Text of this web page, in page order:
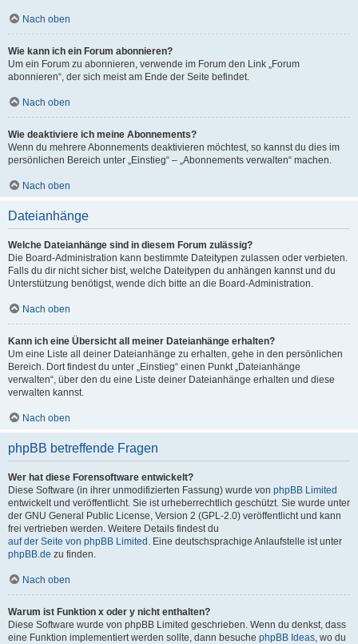
Nach oben
Wie kann ich ein Forum abonnieren?
Um ein Forum zu abonnieren, verwende im Forum den Link „Forum
abonnieren“, der sich meist am Ende der Seite befindet.
Nach oben
Wie deaktiviere ich meine Abonnements?
Wenn du mehrere Abonnements deaktivieren möchtest, so kannst du dies im
persönlichen Bereich unter „Einstieg“ – „Abonnements verwalten“ machen.
Nach oben
Dateianhänge
Welche Dateianhänge sind in diesem Forum zulässig?
Die Board-Administration kann bestimmte Dateitypen zulassen oder verbieten.
Falls du dir nicht sicher bist, welche Dateitypen du anhängen kannst und du
Unterstützung benötigst, wende dich bitte an die Board-Administration.
Nach oben
Kann ich eine Übersicht all meiner Dateianhänge erhalten?
Um eine Liste all deiner Dateianhänge zu erhalten, gehe in den persönlichen
Bereich. Dort findest du unter „Einstieg“ einen Punkt „Dateianhänge
verwalten“, über den du eine Liste deiner Dateianhänge erhalten und diese
verwalten kannst.
Nach oben
phpBB betreffende Fragen
Wer hat diese Forensoftware entwickelt?
Diese Software (in ihrer unmodifizierten Fassung) wurde von phpBB Limited
entwickelt und veröffentlicht. Sie ist urheberrechtlich geschützt. Sie wurde unter
der GNU General Public License, Version 2 (GPL-2.0) veröffentlicht und kann
frei vertrieben werden. Weitere Details findest du
auf der Seite von phpBB Limited . Eine deutschsprachige Anlaufstelle ist unter
phpBB.de zu finden.
Nach oben
Warum ist Funktion x oder y nicht enthalten?
Diese Software wurde von phpBB Limited geschrieben. Wenn du denkst, dass
eine Funktion implementiert werden sollte, dann besuche phpBB Ideas, wo du